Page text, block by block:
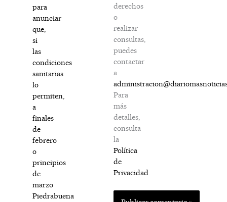
para
anunciar
que,
si
las
condiciones
sanitarias
lo
permiten,
a
finales
de
febrero
o
principios
de
marzo
Piedrabuena
derechos
o
realizar
consultas,
puedes
contactar
a
Para
más
detalles,
consulta
la
Política
de
Privacidad